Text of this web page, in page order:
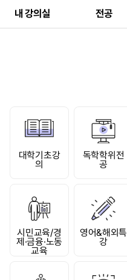
내 강의실 전공
대학기초강
의
독학학위전
공
시민교육/경
제·금융·노동
교육
영어&해외특
강